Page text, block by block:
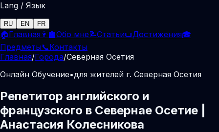
Lang / Язык
RU EN FR
🏠Главная 👩‍🏫Обо мне📝Статьи📜Достижения🎓
Предметы📞Контакты
Главная/Города/Северная Осетия
Онлайн Обучение•для жителей г. Северная Осетия
Репетитор английского и
французского в Севернае Осетие |
Анастасия Колесникова